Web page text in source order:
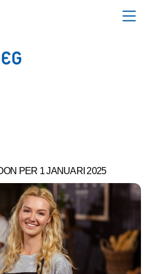
PER 1 JANUARI 2025